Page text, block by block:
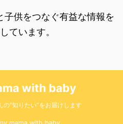
子供をつなぐ有益な情報を
ています。
with baby
の”知りたい”をお届けします